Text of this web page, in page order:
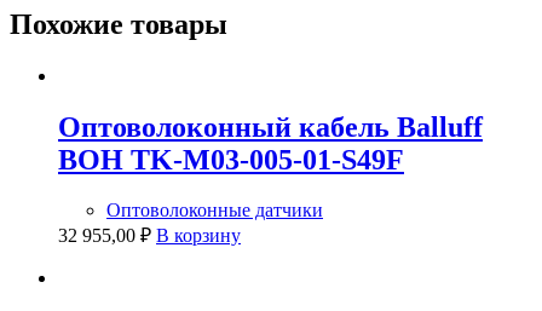
Похожие товары
Оптоволоконный кабель Balluff
BOH TK-M03-005-01-S49F
Оптоволоконные датчики
32 955,00 ₽ В корзину